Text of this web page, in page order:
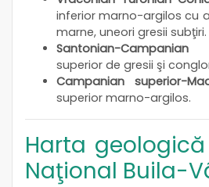
inferior marno-argilos cu
marne, uneori gresii subţiri.
Santonian-Campanian
superior de gresii şi
Campanian superior-
superior marno-argilos.
Harta
Naţional Buila-